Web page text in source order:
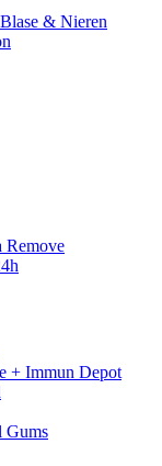
& Nieren
Remove
+ Immun Depot
Gums